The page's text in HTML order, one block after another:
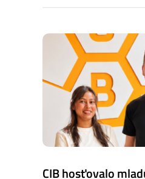
CIB hosťovalo